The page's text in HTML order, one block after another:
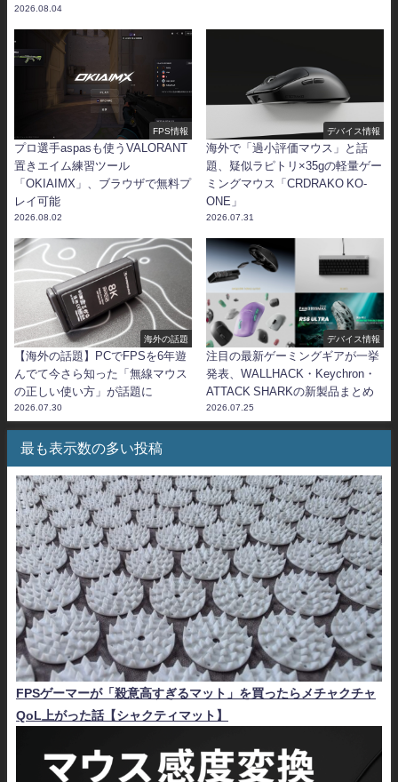
2026.08.04
FPS情報
プロ選手aspasも使うVALORANT
置きエイム練習ツール
「OKIAIMX」、ブラウザで無料プ
レイ可能
2026.08.02
デバイス情報
海外で「過小評価マウス」と話
題、疑似ラピトリ×35gの軽量ゲー
ミングマウス「CRDRAKO KO-
ONE」
2026.07.31
海外の話題
【海外の話題】PCでFPSを6年遊
んでて今さら知った「無線マウス
の正しい使い方」が話題に
2026.07.30
デバイス情報
注目の最新ゲーミングギアが一挙
発表、WALLHACK・Keychron・
ATTACK SHARKの新製品まとめ
2026.07.25
最も表示数の多い投稿
FPSゲーマーが「殺意高すぎるマット」を買ったらメチャクチャ
QoL上がった話【シャクティマット】